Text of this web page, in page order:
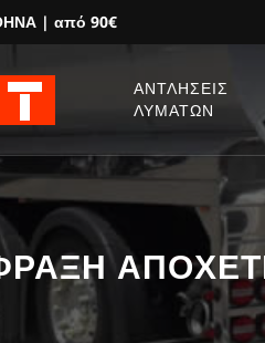
| από 90€
ΑΝΤΛΗΣΕΙΣ
ΛΥΜΑΤΩΝ